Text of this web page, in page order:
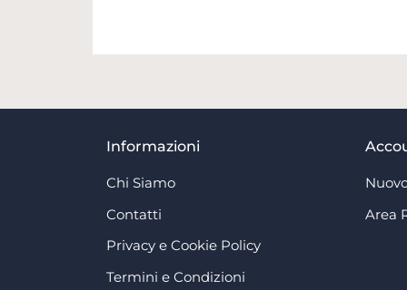
Informazioni
Chi Siamo
Contatti
Privacy e Cookie Policy
Termini e Condizioni
Area